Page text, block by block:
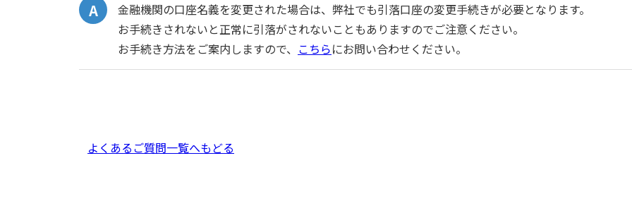
金融機関の口座名義を変更された場合は、弊社でも引落口座の変更手続きが必要となります。
お手続きされないと正常に引落がされないこともありますのでご注意ください。
お手続き方法をご案内しますので、 こちらにお問い合わせください。
よくあるご質問一覧へもどる